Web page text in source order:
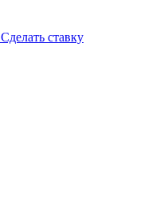
Сделать ставку